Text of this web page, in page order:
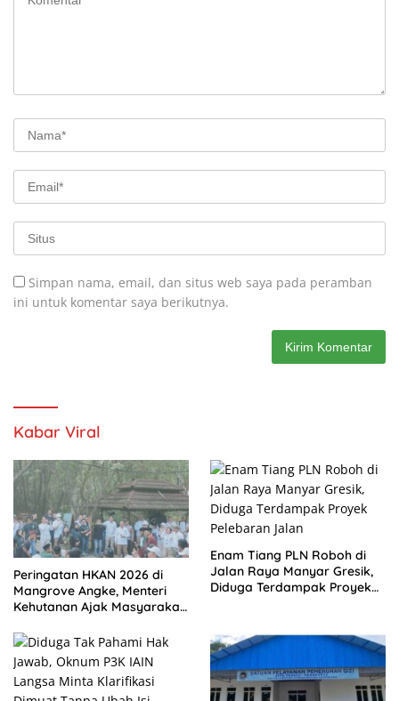
Simpan nama, email, dan situs web saya pada peramban
ini untuk komentar saya berikutnya.
Kabar Viral
Peringatan HKAN 2026 di
Mangrove Angke, Menteri
Kehutanan Ajak Masyarakat
Enam Tiang PLN Roboh di
Jalan Raya Manyar Gresik,
Diduga Terdampak Proyek